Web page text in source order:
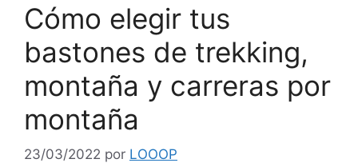
Cómo elegir tus
bastones de trekking,
montaña y carreras por
montaña
23/03/2022 por LOOOP